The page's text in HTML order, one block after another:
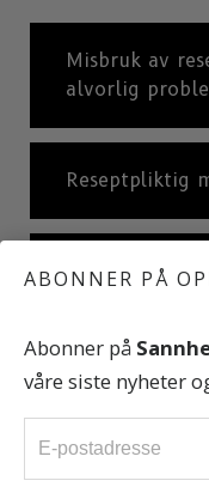
Misbruk av
alvorlig
Reseptpliktig
Depressive
Rohypnol
Stoff avledet
ABONNER PÅ
Abonner på
våre siste nyheter